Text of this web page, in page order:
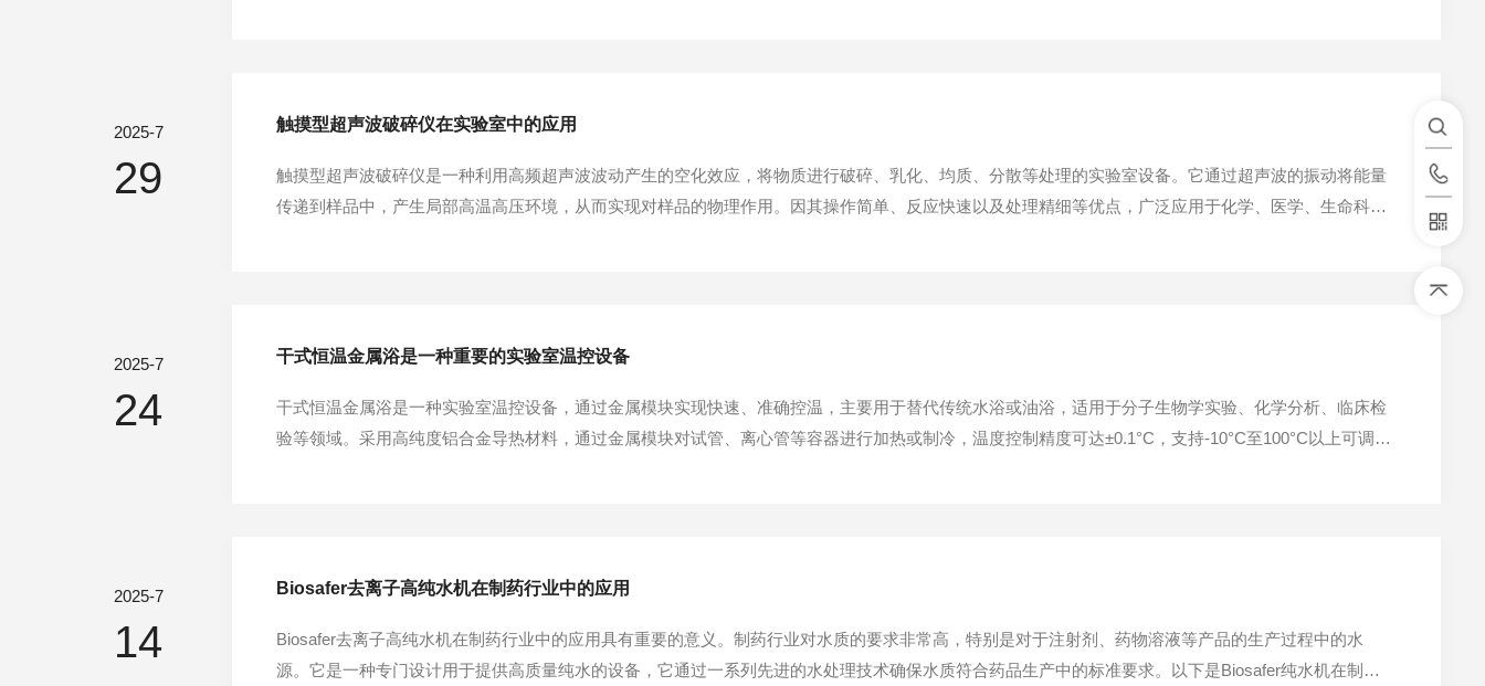
2025-7
29
触摸型超声波破碎仪在实验室中的应用
触摸型超声波破碎仪是一种利用高频超声波波动产生的空化效应，将物质进行破碎、乳化、均质、分散等处理的实验室设备。它通过超声波的振动将能量
传递到样品中，产生局部高温高压环境，从而实现对样品的物理作用。因其操作简单、反应快速以及处理精细等优点，广泛应用于化学、医学、生命科
2025-7
24
干式恒温金属浴是一种重要的实验室温控设备
干式恒温金属浴是一种实验室温控设备，通过金属模块实现快速、准确控温，主要用于替代传统水浴或油浴，适用于分子生物学实验、化学分析、临床检
验等领域。‌采用高纯度铝合金导热材料，通过金属模块对试管、离心管等容器进行加热或制冷，温度控制精度可达±0.1°C，支持-10°C至100°C以上可调温
2025-7
14
Biosafer去离子高纯水机在制药行业中的应用
Biosafer去离子高纯水机在制药行业中的应用具有重要的意义。制药行业对水质的要求非常高，特别是对于注射剂、药物溶液等产品的生产过程中的水
源。它是一种专门设计用于提供高质量纯水的设备，它通过一系列先进的水处理技术确保水质符合药品生产中的标准要求。以下是Biosafer纯水机在制药